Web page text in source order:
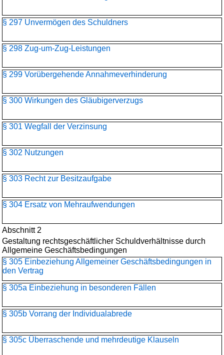
§ 297 Unvermögen des Schuldners
§ 298 Zug-um-Zug-Leistungen
§ 299 Vorübergehende Annahmeverhinderung
§ 300 Wirkungen des Gläubigerverzugs
§ 301 Wegfall der Verzinsung
§ 302 Nutzungen
§ 303 Recht zur Besitzaufgabe
§ 304 Ersatz von Mehraufwendungen
Abschnitt 2
Gestaltung rechtsgeschäftlicher Schuldverhältnisse durch
Allgemeine Geschäftsbedingungen
§ 305 Einbeziehung Allgemeiner Geschäftsbedingungen in
den Vertrag
§ 305a Einbeziehung in besonderen Fällen
§ 305b Vorrang der Individualabrede
§ 305c Überraschende und mehrdeutige Klauseln